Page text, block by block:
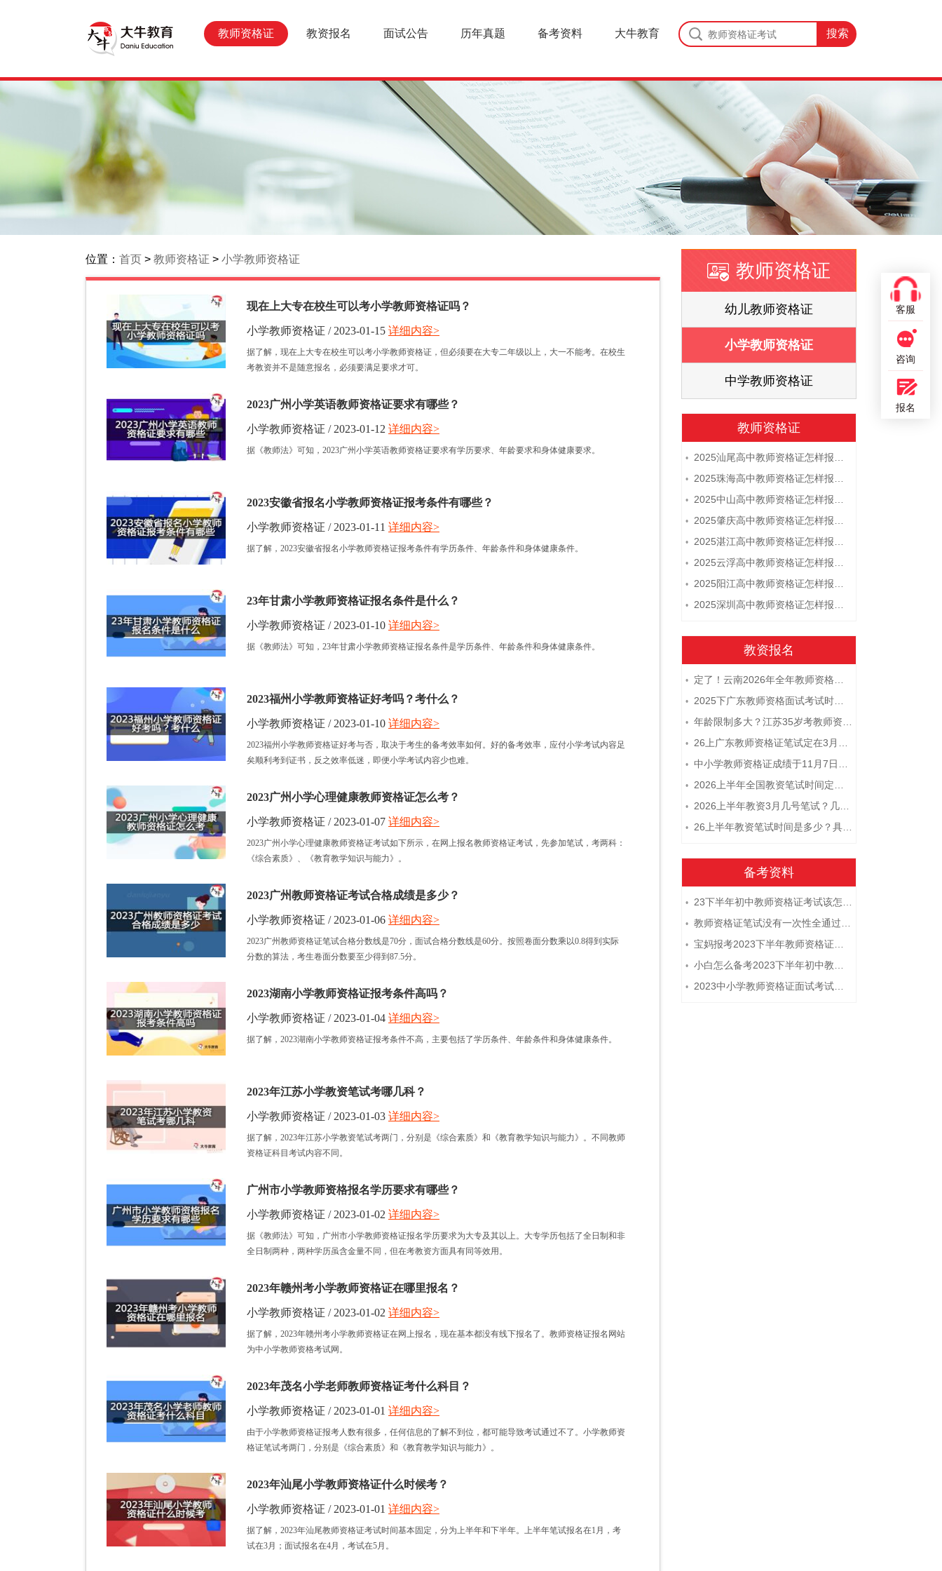
教师资格证 教资报名 面试公告 历年真题 备考资料 大牛教育
位置： 首页 > 教师资格证 > 小学教师资格证
现在上大专在校生可以考小学教师资格证吗？
小学教师资格证 / 2023-01-15
据了解，现在上大专在校生可以考小学教师资格证，但必须要在大专二年级以上，大一不能考。在校生
考教资并不是随意报名，必须要满足要求才可。
详细内容>
2023广州小学英语教师资格证要求有哪些？
小学教师资格证 / 2023-01-12
据《教师法》可知，2023广州小学英语教师资格证要求有学历要求、年龄要求和身体健康要求。
详细内容>
2023安徽省报名小学教师资格证报考条件有哪些？
小学教师资格证 / 2023-01-11
据了解，2023安徽省报名小学教师资格证报考条件有学历条件、年龄条件和身体健康条件。
详细内容>
23年甘肃小学教师资格证报名条件是什么？
小学教师资格证 / 2023-01-10
据《教师法》可知，23年甘肃小学教师资格证报名条件是学历条件、年龄条件和身体健康条件。
详细内容>
2023福州小学教师资格证好考吗？考什么？
小学教师资格证 / 2023-01-10
2023福州小学教师资格证好考与否，取决于考生的备考效率如何。好的备考效率，应付小学考试内容足
矣顺利考到证书，反之效率低迷，即便小学考试内容少也难。
详细内容>
2023广州小学心理健康教师资格证怎么考？
小学教师资格证 / 2023-01-07
2023广州小学心理健康教师资格证考试如下所示，在网上报名教师资格证考试，先参加笔试，考两科：
《综合素质》、《教育教学知识与能力》。
详细内容>
2023广州教师资格证考试合格成绩是多少？
小学教师资格证 / 2023-01-06
2023广州教师资格证笔试合格分数线是70分，面试合格分数线是60分。按照卷面分数乘以0.8得到实际
分数的算法，考生卷面分数要至少得到87.5分。
详细内容>
2023湖南小学教师资格证报考条件高吗？
小学教师资格证 / 2023-01-04
据了解，2023湖南小学教师资格证报考条件不高，主要包括了学历条件、年龄条件和身体健康条件。
详细内容>
2023年江苏小学教资笔试考哪几科？
小学教师资格证 / 2023-01-03
据了解，2023年江苏小学教资笔试考两门，分别是《综合素质》和《教育教学知识与能力》。不同教师
资格证科目考试内容不同。
详细内容>
广州市小学教师资格报名学历要求有哪些？
小学教师资格证 / 2023-01-02
据《教师法》可知，广州市小学教师资格证报名学历要求为大专及其以上。大专学历包括了全日制和非
全日制两种，两种学历虽含金量不同，但在考教资方面具有同等效用。
详细内容>
2023年赣州考小学教师资格证在哪里报名？
小学教师资格证 / 2023-01-02
据了解，2023年赣州考小学教师资格证在网上报名，现在基本都没有线下报名了。教师资格证报名网站
为中小学教师资格考试网。
详细内容>
2023年茂名小学老师教师资格证考什么科目？
小学教师资格证 / 2023-01-01
由于小学教师资格证报考人数有很多，任何信息的了解不到位，都可能导致考试通过不了。小学教师资
格证笔试考两门，分别是《综合素质》和《教育教学知识与能力》。
详细内容>
2023年汕尾小学教师资格证什么时候考？
小学教师资格证 / 2023-01-01
据了解，2023年汕尾教师资格证考试时间基本固定，分为上半年和下半年。上半年笔试报名在1月，考
试在3月；面试报名在4月，考试在5月。
详细内容>
教师资格证
幼儿教师资格证
小学教师资格证
小学教师资格证
中学教师资格证
教师资格证
• 2025汕尾高中教师资格证怎样报名 附流程
• 2025珠海高中教师资格证怎样报名 附流程
• 2025中山高中教师资格证怎样报名 附流程
• 2025肇庆高中教师资格证怎样报名 附流程
• 2025湛江高中教师资格证怎样报名 附流程
• 2025云浮高中教师资格证怎样报名 附流程
• 2025阳江高中教师资格证怎样报名 附流程
• 2025深圳高中教师资格证怎样报名 附流程
教资报名
• 定了！云南2026年全年教师资格证考试日程大公开！
• 2025下广东教师资格面试考试时间及科目内容（怎么考）
• 年龄限制多大？江苏35岁考教师资格证晚吗？
• 26上广东教师资格证笔试定在3月7日！附考试指南
• 中小学教师资格证成绩于11月7日10点查！
• 2026上半年全国教资笔试时间定档！
• 2026上半年教资3月几号笔试？几点开考
• 26上半年教资笔试时间是多少？具体安排表一览
备考资料
• 23下半年初中教师资格证考试该怎么复习？
• 教师资格证笔试没有一次性全通过下次需要重新报考吗？
• 宝妈报考2023下半年教师资格证需要报班备考吗？
• 小白怎么备考2023下半年初中教师资格证笔试？
• 2023中小学教师资格证面试考试注意事项
客服
咨询
报名